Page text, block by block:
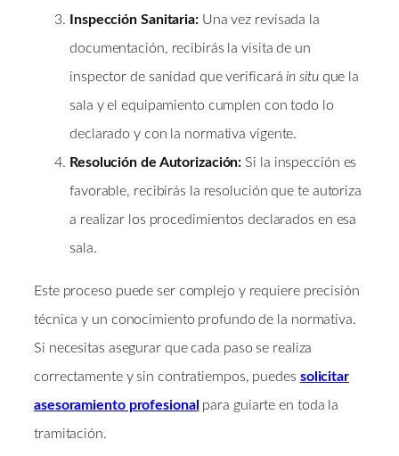
Inspección Sanitaria:Una vez revisada la
documentación, recibirás la visita de un
inspector de sanidad que verificaráin situque la
sala y el equipamiento cumplen con todo lo
declarado y con la normativa vigente.
Resolución de Autorización: Si la inspección es
favorable, recibirás la resolución que te autoriza
a realizar los procedimientos declarados en esa
sala.
Este proceso puede ser complejo y requiere precisión
técnica y un conocimiento profundo de la normativa.
Si necesitas asegurar que cada paso se realiza
correctamente y sin contratiempos, puedes solicitar
asesoramiento profesional para guiarte en toda la
tramitación.